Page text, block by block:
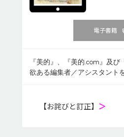
電子書籍
『美的』、『美的.com』及び
欲ある編集者／アシスタント
【お詫びと訂正】 ＞